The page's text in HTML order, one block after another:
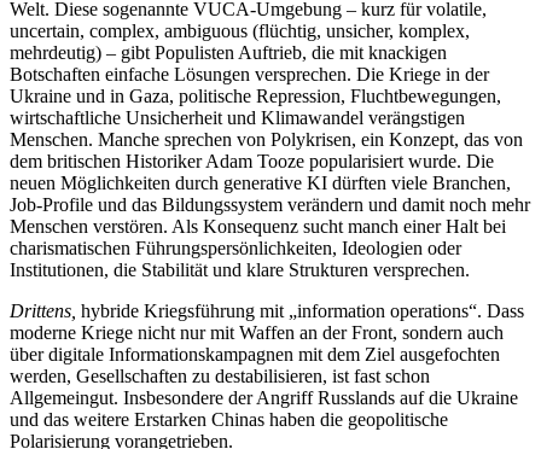
Welt. Diese sogenannte VUCA-Umgebung – kurz für volatile,
uncertain, complex, ­ambiguous (flüchtig, unsicher, komplex,
mehrdeutig) – gibt Populisten Auftrieb, die mit knackigen
Botschaften einfache Lösungen versprechen. Die Kriege in der
Ukraine und in Gaza, politische Repression, Fluchtbewegungen,
wirtschaftliche Unsicherheit und Klimawandel verängstigen
Menschen. Manche sprechen von Polykrisen, ein Konzept, das von
dem britischen Historiker Adam Tooze popularisiert wurde. Die
neuen Möglichkeiten durch generative KI dürften viele Branchen,
Job-Profile und das Bildungssystem verändern und damit noch mehr
Menschen verstören. Als Konsequenz sucht manch einer Halt bei
charismatischen Führungspersönlichkeiten, Ideologien oder
Institutionen, die Stabilität und klare Strukturen versprechen.
Drittens, hybride Kriegsführung mit „information operations“. Dass
moderne Kriege nicht nur mit Waffen an der Front, sondern auch
über digitale Informationskampagnen mit dem Ziel ausgefochten
werden, Gesellschaften zu destabilisieren, ist fast schon
Allgemeingut. Insbesondere der Angriff Russlands auf die Ukraine
und das weitere Erstarken Chinas haben die geopolitische
Polarisierung vorangetrieben.